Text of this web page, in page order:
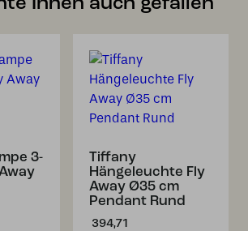
Ihnen auch gefallen
3-
Tiffany
Hängeleuchte Fly
Away Ø35 cm
Pendant Rund
394,71